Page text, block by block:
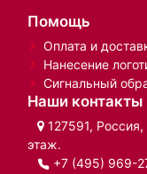
Помощь
Оплата и
Нанесение
Сигнальный
Наши контакты
127591,
этаж.
+7 (495) 969-